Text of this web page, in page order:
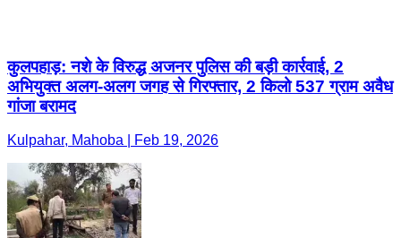
कुलपहाड़: नशे के विरुद्ध अजनर पुलिस की बड़ी कार्रवाई, 2
अभियुक्त अलग-अलग जगह से गिरफ्तार, 2 किलो 537 ग्राम अवैध
गांजा बरामद
Kulpahar, Mahoba | Feb 19, 2026